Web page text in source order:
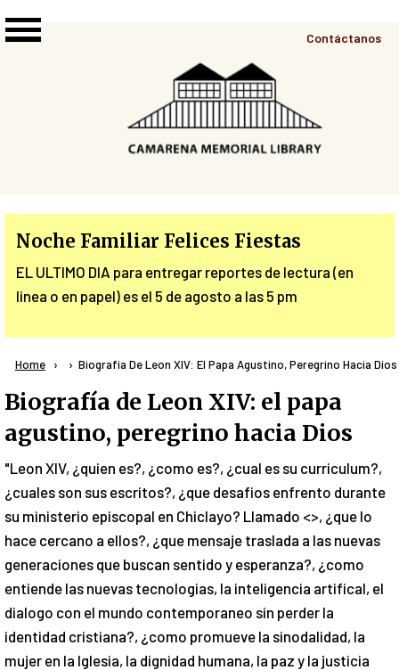
Top
Menu
Contáctanos
Noche Familiar Felices Fiestas
EL ULTIMO DIA para entregar reportes de lectura (en
linea o en papel) es el 5 de agosto a las 5 pm
Breadcrumb
Home Current:
Biografía De Leon XIV: El Papa Agustino, Peregrino Hacia Dios
Biografía de Leon XIV: el papa
agustino, peregrino hacia Dios
"Leon XIV, ¿quien es?, ¿como es?, ¿cual es su curriculum?,
¿cuales son sus escritos?, ¿que desafios enfrento durante
su ministerio episcopal en Chiclayo? Llamado <>, ¿que lo
hace cercano a ellos?, ¿que mensaje traslada a las nuevas
generaciones que buscan sentido y esperanza?, ¿como
entiende las nuevas tecnologias, la inteligencia artifical, el
dialogo con el mundo contemporaneo sin perder la
identidad cristiana?, ¿como promueve la sinodalidad, la
mujer en la Iglesia, la dignidad humana, la paz y la justicia